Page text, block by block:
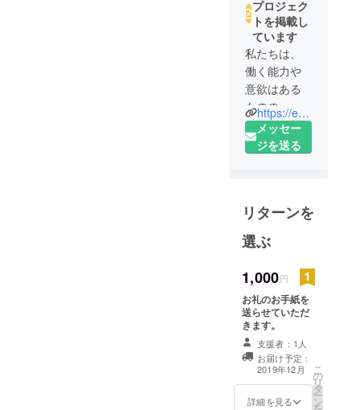
プロジェク
トを掲載し
ています
私たちは、
働く能力や
意欲はある
ものの、
ハンディ(知
的障害、身
間企業等に
おける
一般就労が
困難な障害
者の保護と
就労を通し
て、社会参
加、自己表
現への挑戦
をサポート
するととも
https://eco-mashiko.com/aguri-mashiko
メッセー
ジを送る
リターンを
選ぶ
1,000円
お礼のお手紙を
送らせていただ
きます。
支援者：1人
お届け予定：
2019年12月
詳細を見る
こ
の
リ
タ
ー
ン